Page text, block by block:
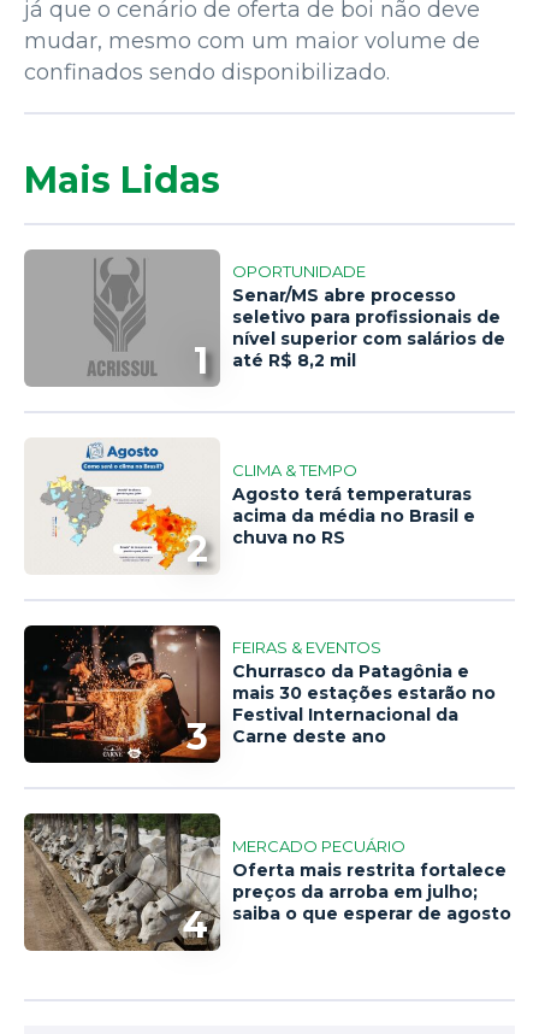
já que o cenário de oferta de boi não deve
mudar, mesmo com um maior volume de
confinados sendo disponibilizado.
Mais Lidas
1
OPORTUNIDADE
Senar/MS abre processo
seletivo para profissionais de
nível superior com salários de
até R$ 8,2 mil
2
CLIMA & TEMPO
Agosto terá temperaturas
acima da média no Brasil e
chuva no RS
3
FEIRAS & EVENTOS
Churrasco da Patagônia e
mais 30 estações estarão no
Festival Internacional da
Carne deste ano
4
MERCADO PECUÁRIO
Oferta mais restrita fortalece
preços da arroba em julho;
saiba o que esperar de agosto